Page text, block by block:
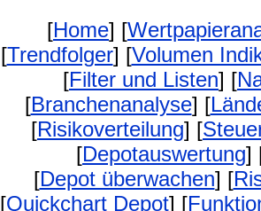
[Home] [
[Trendfolger] [Volumen
[Filter und Listen] [
[Branchenanalyse] [
[Risikoverteilung] [
[Depotauswertung]
[Depot überwachen] [
[Quickchart Depot] [